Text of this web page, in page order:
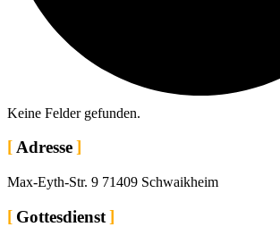
Keine Felder gefun­den.
Adresse
Max-Eyth-Str. 9 71409 Schwaikheim
Gottesdienst